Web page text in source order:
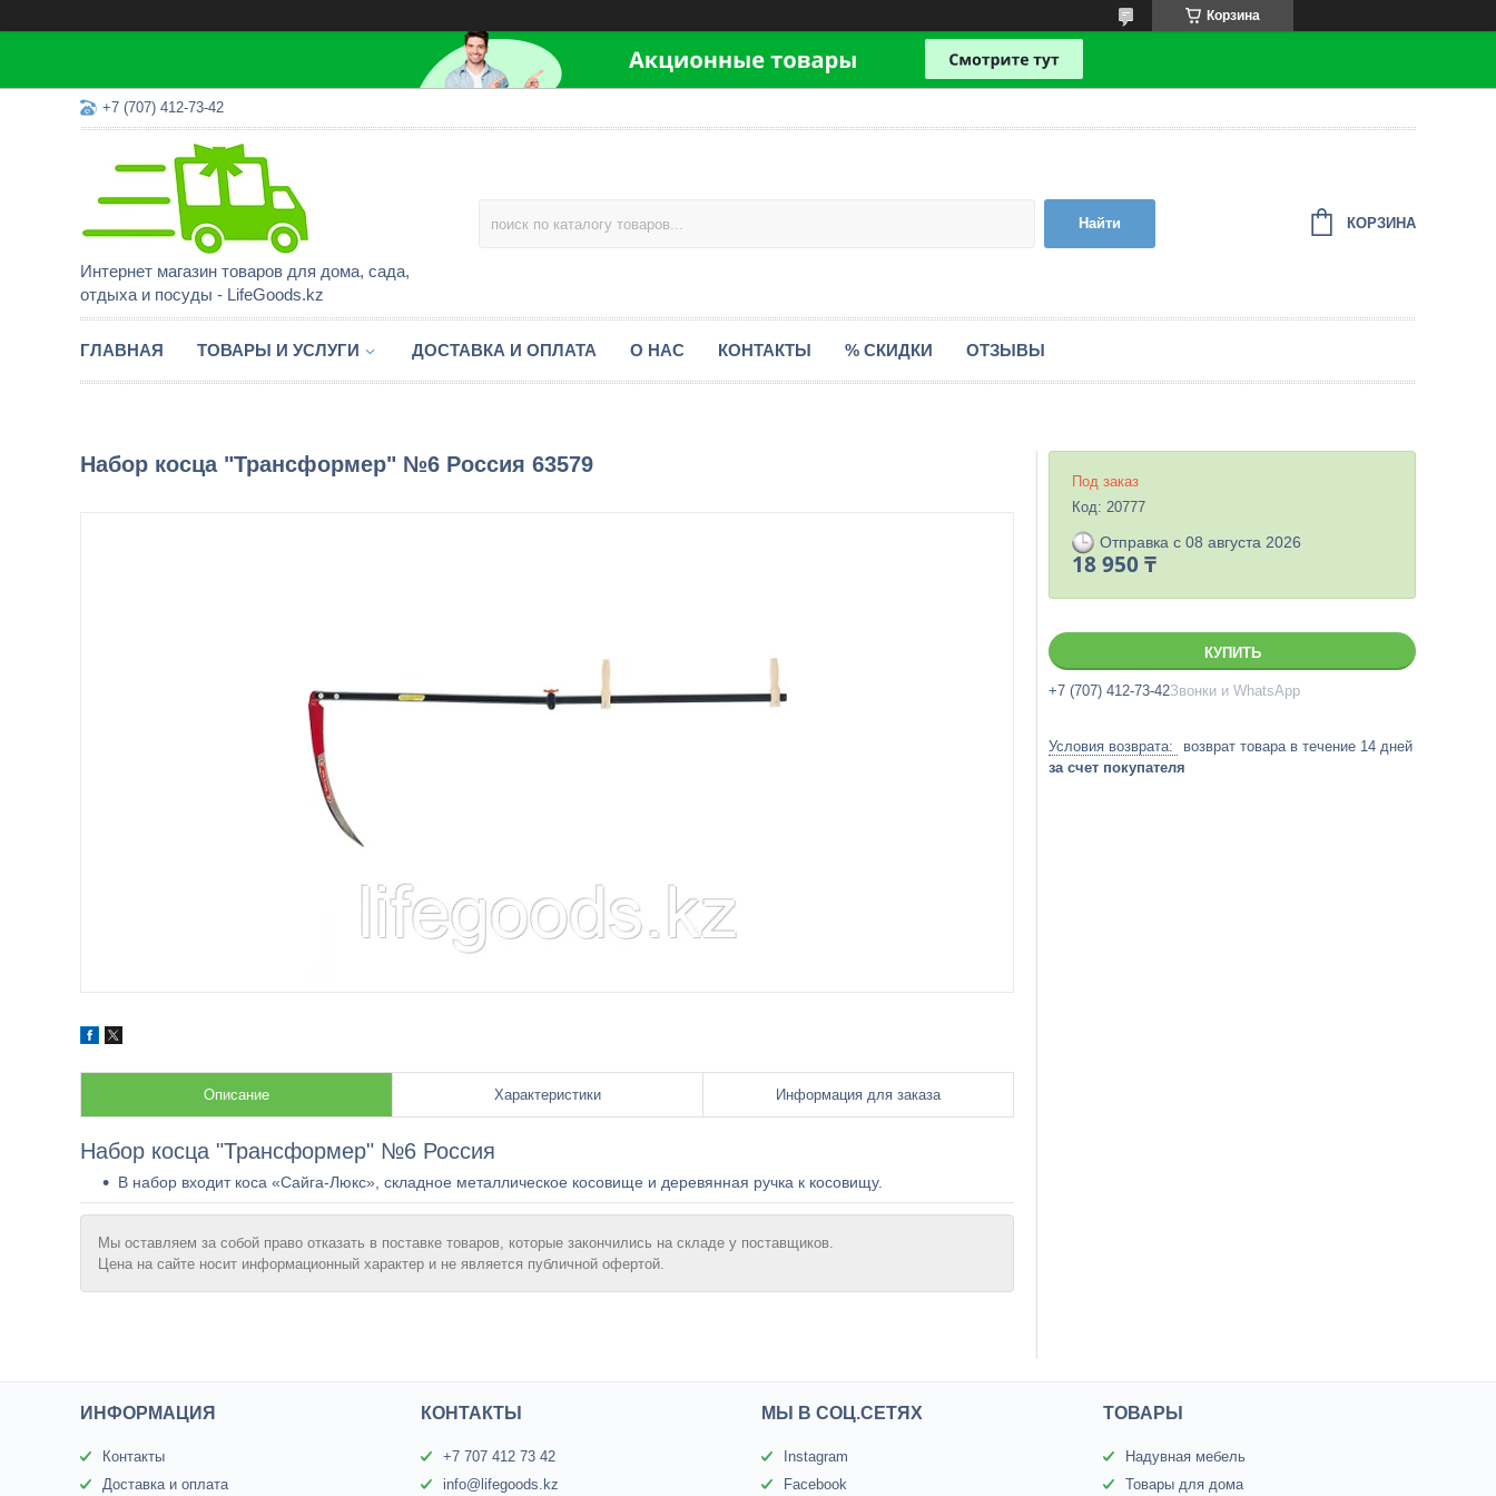
Корзина
+7 (707) 412-73-42
Интернет магазин товаров для дома, сада,
отдыха и посуды - LifeGoods.kz
Найти КОРЗИНА
ГЛАВНАЯ ТОВАРЫ И УСЛУГИ ДОСТАВКА И ОПЛАТА О НАС КОНТАКТЫ % СКИДКИ ОТЗЫВЫ
Набор косца "Трансформер" №6 Россия 63579
Описание Характеристики Информация для заказа
Набор косца "Трансформер" №6 Россия
В набор входит коса «Сайга-Люкс», складное металлическое косовище и деревянная ручка к косовищу.
Мы оставляем за собой право отказать в поставке товаров, которые закончились на складе у поставщиков.
Цена на сайте носит информационный характер и не является публичной офертой.
Под заказ
Код: 20777
Отправка с 08 августа 2026
18 950 ₸
КУПИТЬ
+7 (707) 412-73-42Звонки и WhatsApp
возврат товара в течение 14 дней
за счет покупателя
ИНФОРМАЦИЯ
Контакты
Доставка и оплата
КОНТАКТЫ
+7 707 412 73 42
info@lifegoods.kz
МЫ В СОЦ.СЕТЯХ
Instagram
Facebook
ТОВАРЫ
Надувная мебель
Товары для дома